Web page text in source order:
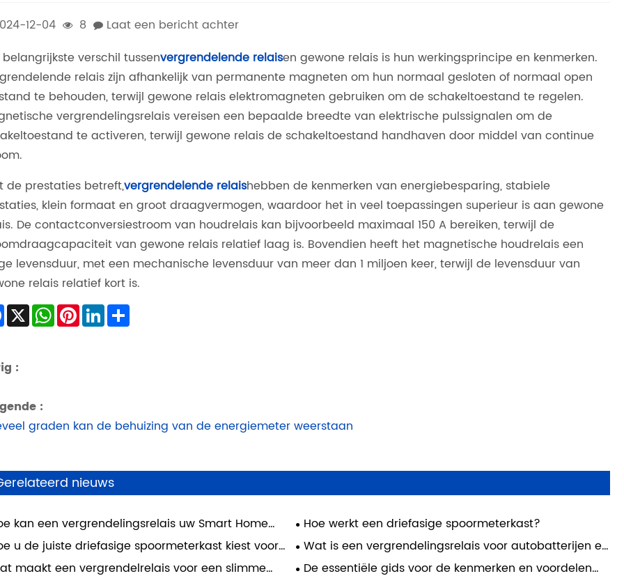
12-04 8
Laat een bericht achter
verschil tussenvergrendelende relaisen gewone relais is hun werkingsprincipe en kenmerken.
relais zijn afhankelijk van permanente magneten om hun normaal gesloten of normaal open
te behouden, terwijl gewone relais elektromagneten gebruiken om de schakeltoestand te regelen.
vergrendelingsrelais vereisen een bepaalde breedte van elektrische pulssignalen om de
te activeren, terwijl gewone relais de schakeltoestand handhaven door middel van continue
de prestaties betreft,vergrendelende relaishebben de kenmerken van energiebesparing, stabiele
klein formaat en groot draagvermogen, waardoor het in veel toepassingen superieur is aan gewone
De contactconversiestroom van houdrelais kan bijvoorbeeld maximaal 150 A bereiken, terwijl de
van gewone relais relatief laag is. Bovendien heeft het magnetische houdrelais een
levensduur, met een mechanische levensduur van meer dan 1 miljoen keer, terwijl de levensduur van
relais relatief kort is.
Facebook
X WhatsApp
Pinterest
LinkedIn
:
:
graden kan de behuizing van de energiemeter weerstaan
nieuws
kan een vergrendelingsrelais uw Smart Home
Hoe werkt een driefasige spoormeterkast?
u de juiste driefasige spoormeterkast kiest voor
betrouwbare stroomverdeling
Wat is een vergrendelingsrelais voor autobatterijen en
waarom is dit essentieel voor moderne
maakt een vergrendelrelais voor een slimme
De essentiële gids voor de kenmerken en voordelen